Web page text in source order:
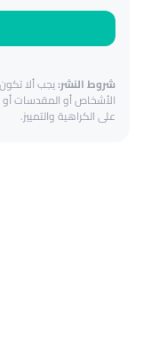
شروط النشر:يجب ألا
الأشخاص أو المقدسات أو
على الكراهية والتمييز.